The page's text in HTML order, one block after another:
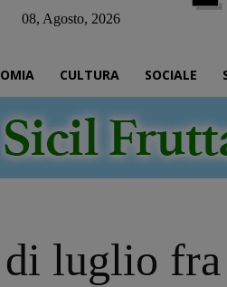
08, Agosto, 2026
CULTURA SOCIALE
luglio fra